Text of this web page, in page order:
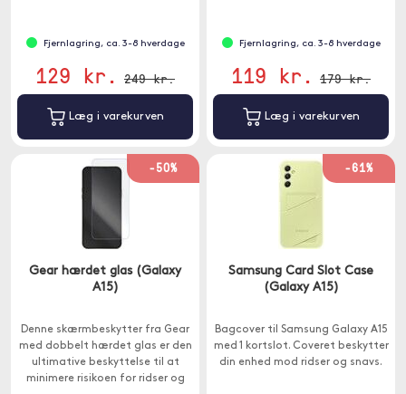
Fjernlagring, ca. 3-8 hverdage
129 kr. 249 kr.
Læg i varekurven
Fjernlagring, ca. 3-8 hverdage
119 kr. 179 kr.
Læg i varekurven
-50%
Gear hærdet glas (Galaxy
A15)
Denne skærmbeskytter fra Gear
med dobbelt hærdet glas er den
ultimative beskyttelse til at
minimere risikoen for ridser og
-61%
Samsung Card Slot Case
(Galaxy A15)
Bagcover til Samsung Galaxy A15
med 1 kortslot. Coveret beskytter
din enhed mod ridser og snavs.